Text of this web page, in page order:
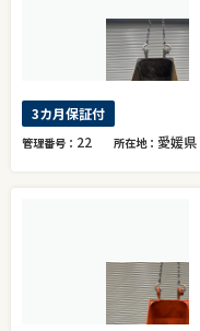
3カ月保証付
管理番号 22 所在地 愛媛県